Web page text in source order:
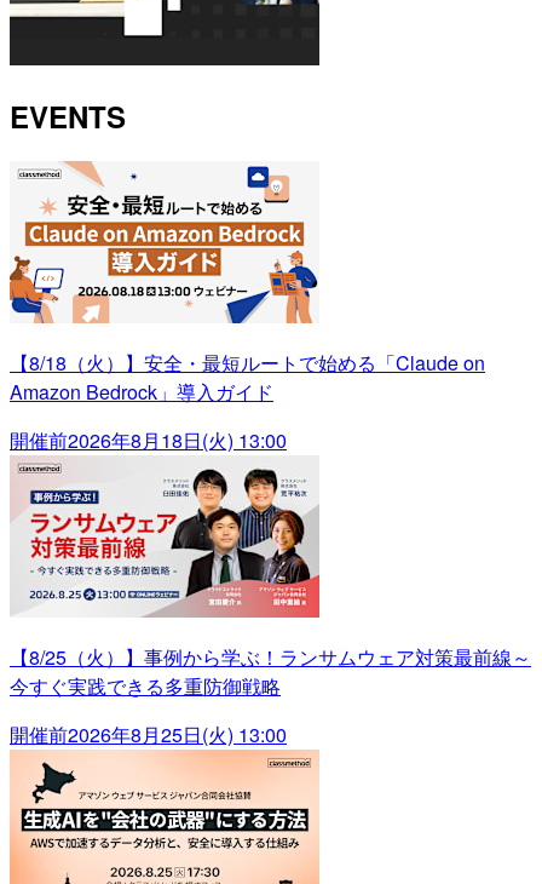
EVENTS
【8/18（火）】安全・最短ルートで始める「Claude on
Amazon Bedrock」導入ガイド
開催前2026年8月18日(火) 13:00
【8/25（火）】事例から学ぶ！ランサムウェア対策最前線～
今すぐ実践できる多重防御戦略
開催前2026年8月25日(火) 13:00